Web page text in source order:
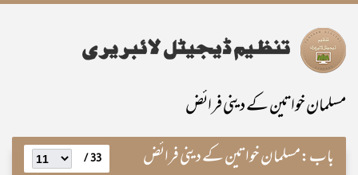
مسلمان خواتین کے دینی فرائض
باب:مسلمان خواتین کے دینی فرائض 33 /